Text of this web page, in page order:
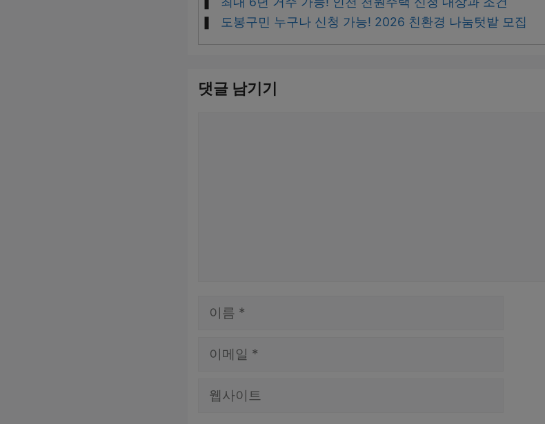
도봉구민 누구나 신청 가능! 2026 친환경 나눔텃밭 모집
댓글 남기기